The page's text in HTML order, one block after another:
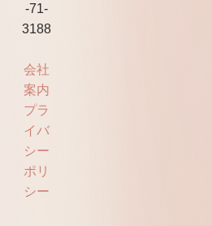
-71-
3188
会社
案内
プラ
イバ
シー
ポリ
シー